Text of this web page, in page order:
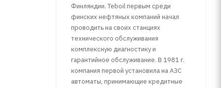
Финляндии. Teboil первым среди
финских нефтяных компаний начал
проводить на своих станциях
технического обслуживания
комплексную диагностику и
гарантийное обслуживание. В 1981 г.
компания первой установила на АЗС
автоматы, принимающие кредитные